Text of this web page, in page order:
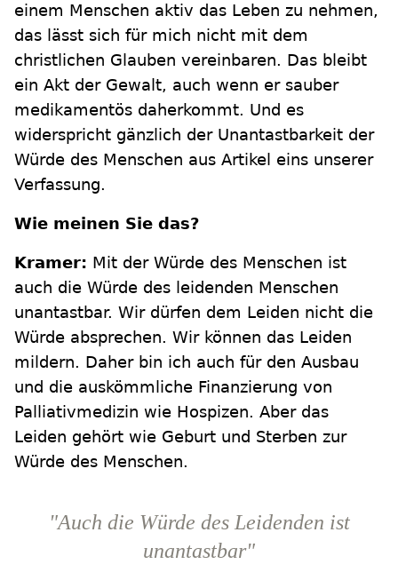
einem Menschen aktiv das Leben zu nehmen,
das lässt sich für mich nicht mit dem
christlichen Glauben vereinbaren. Das bleibt
ein Akt der Gewalt, auch wenn er sauber
medikamentös daherkommt. Und es
widerspricht gänzlich der Unantastbarkeit der
Würde des Menschen aus Artikel eins unserer
Verfassung.
Wie meinen Sie das?
Kramer: Mit der Würde des Menschen ist
auch die Würde des leidenden Menschen
unantastbar. Wir dürfen dem Leiden nicht die
Würde absprechen. Wir können das Leiden
mildern. Daher bin ich auch für den Ausbau
und die auskömmliche Finanzierung von
Palliativmedizin wie Hospizen. Aber das
Leiden gehört wie Geburt und Sterben zur
Würde des Menschen.
"Auch die Würde des Leidenden ist
unantastbar"